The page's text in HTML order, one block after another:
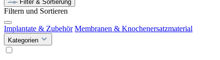
Filter & Sortierung
Filtern und Sortieren
Implantate & Zubehör Membranen & Knochenersatzmaterial
Kategorien